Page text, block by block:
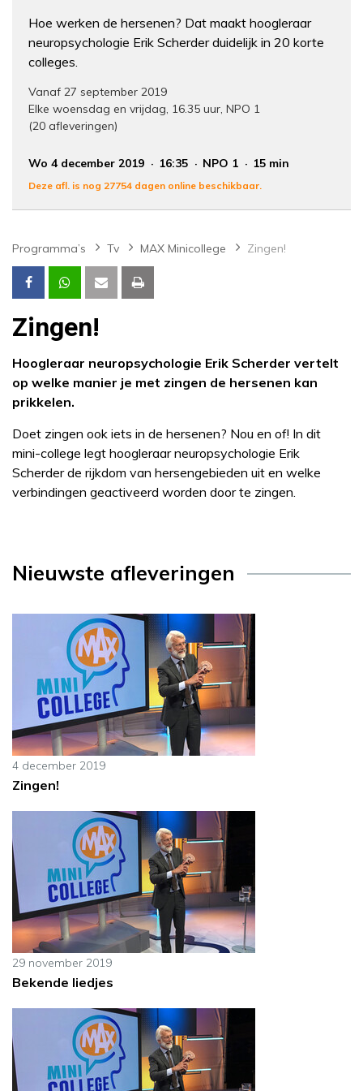
Hoe werken de hersenen? Dat maakt hoogleraar
neuropsychologie Erik Scherder duidelijk in 20 korte
colleges.
Vanaf 27 september 2019
Elke woensdag en vrijdag, 16.35 uur, NPO 1
(20 afleveringen)
Wo 4 december 2019 16:35 NPO 1 15 min
Deze afl. is nog 27754 dagen online beschikbaar.
Programma’s Tv MAX Minicollege Zingen!
Zingen!
Hoogleraar neuropsychologie Erik Scherder vertelt
op welke manier je met zingen de hersenen kan
prikkelen.
Doet zingen ook iets in de hersenen? Nou en of! In dit
mini-college legt hoogleraar neuropsychologie Erik
Scherder de rijkdom van hersengebieden uit en welke
verbindingen geactiveerd worden door te zingen.
Nieuwste afleveringen
4 december 2019
Zingen!
29 november 2019
Bekende liedjes